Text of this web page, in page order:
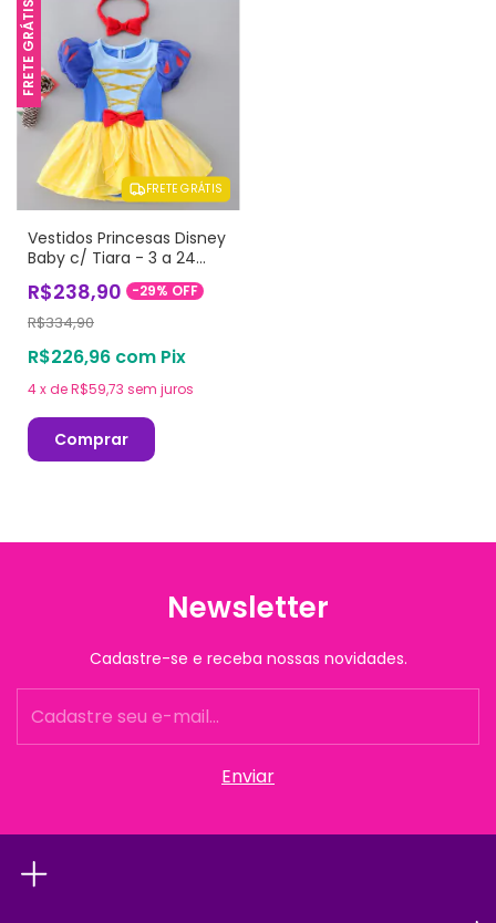
FRETE GRÁTIS
FRETE GRÁTIS
Vestidos Princesas Disney
Baby c/ Tiara - 3 a 24
meses (vários modelos)
R$238,90 -29% OFF
R$334,90
R$226,96 com Pix
4xdeR$59,73 sem juros
Comprar
Newsletter
Cadastre-se e receba nossas novidades.